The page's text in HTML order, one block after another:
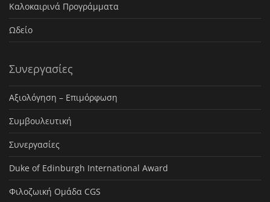
Καλοκαιρινά Προγράμματα
Ωδείο
Συνεργασίες
Αξιολόγηση – Επιμόρφωση
Συμβουλευτική
Συνεργασίες
Duke of Edinburgh International Award
Φιλοζωική Ομάδα CGS